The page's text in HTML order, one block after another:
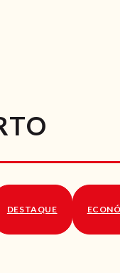
DESTAQUE